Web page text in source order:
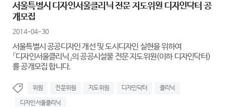
서울특별시 디자인서울클리닉 전문 지도위원 디자인닥터 공
개모집
2014-04-30
서울특별시 공공디자인 개선 및 도시디자인 실현을 위하여
「디자인서울클리닉」의 공공시설물 전문 지도위원(이하 디자인닥터)
를 공개모집 합니다.
위원 전문위원 지도위원 디자인닥터 클리닉
디자인서울클리닉